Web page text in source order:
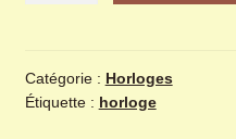
de
chêne
Catégorie : Horloges
Étiquette : horloge